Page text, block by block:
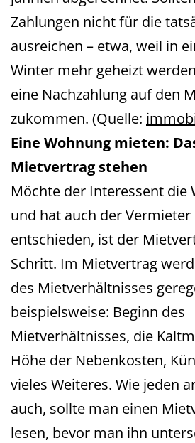
Zahlungen nicht für die
ausreichen – etwa, weil in
Winter mehr geheizt
eine Nachzahlung auf den
zukommen. (Quelle:
Eine Wohnung mieten:
Mietvertrag stehen
Möchte der Interessent die
und hat auch der
entschieden, ist der
Schritt. Im Mietvertrag
des Mietverhältnisses
beispielsweise: Beginn des
Mietverhältnisses, die
Höhe der Nebenkosten,
vieles Weiteres. Wie jeden
auch, sollte man einen
lesen, bevor man ihn